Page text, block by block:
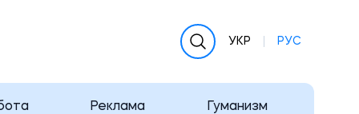
УКР РУС
Реклама Гуманизм